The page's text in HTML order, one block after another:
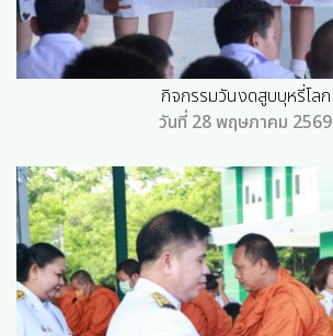
กิจกรรมวันงดสูบบุหรี่โลก
วันที่ 28 พฤษภาคม 2569